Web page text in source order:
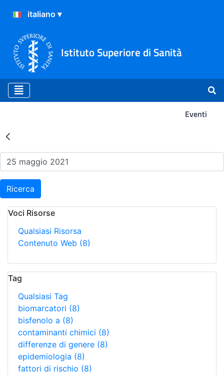
Istituto Superiore di Sanità
Eventi
Risultati della Ricerca -
Ricerca
Voci Risorse
Qualsiasi Risorsa
Contenuto Web (8)
Tag
Qualsiasi Tag
biomarcatori (8)
bisfenolo a (8)
contaminanti chimici (8)
differenze di genere (8)
epidemiologia (8)
fattori di rischio (8)